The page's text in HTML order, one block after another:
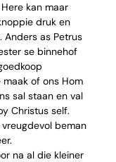
kan maar
druk en
Anders as Petrus
se binnehof
of ons Hom
sal staan en val
Christus self.
beman
na al die kleiner